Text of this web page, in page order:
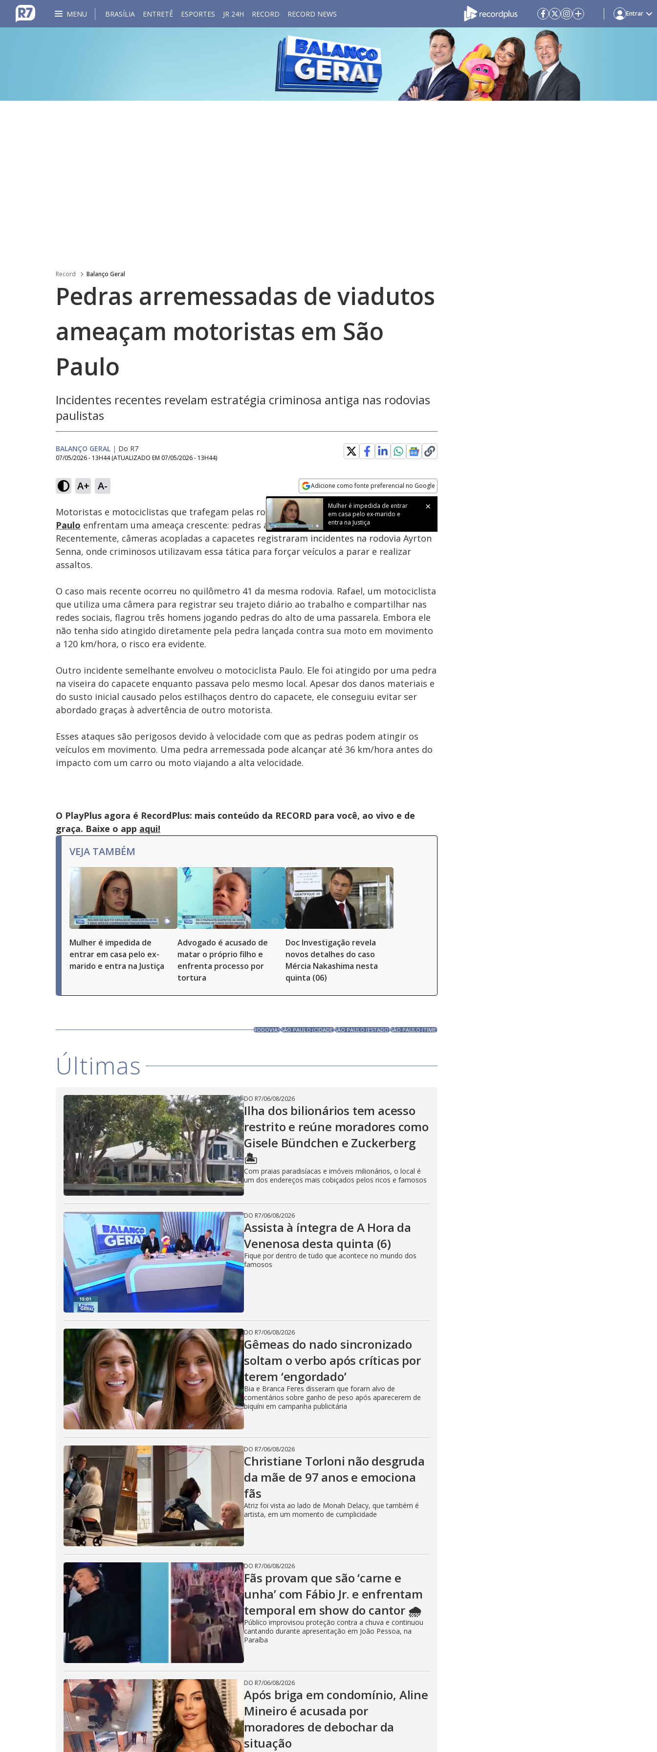
MENU BRASÍLIA ENTRETÊ ESPORTES JR 24H RECORD RECORD NEWS Entrar
Record Balanço Geral
Pedras arremessadas de viadutos
ameaçam motoristas em São
Paulo
Incidentes recentes revelam estratégia criminosa antiga nas rodovias
paulistas
BALANÇO GERAL | Do R7
07/05/2026 - 13H44 (ATUALIZADO EM 07/05/2026 - 13H44)
A+ A- Adicione como fonte preferencial no Google
Opens in new window
Mulher é impedida de entrar
em casa pelo ex-marido e
entra na Justiça
Ativar
Som
19.27%
Velocidade
Motoristas e motociclistas que trafegam pelas rodovias da região metropolitana de
São
Paulo enfrentam uma ameaça crescente: pedras arremessadas de viadutos.
Recentemente, câmeras acopladas a capacetes registraram incidentes na rodovia Ayrton
Senna, onde criminosos utilizavam essa tática para forçar veículos a parar e realizar
assaltos.
O caso mais recente ocorreu no quilômetro 41 da mesma rodovia. Rafael, um motociclista
que utiliza uma câmera para registrar seu trajeto diário ao trabalho e compartilhar nas
redes sociais, flagrou três homens jogando pedras do alto de uma passarela. Embora ele
não tenha sido atingido diretamente pela pedra lançada contra sua moto em movimento
a 120 km/hora, o risco era evidente.
Outro incidente semelhante envolveu o motociclista Paulo. Ele foi atingido por uma pedra
na viseira do capacete enquanto passava pelo mesmo local. Apesar dos danos materiais e
do susto inicial causado pelos estilhaços dentro do capacete, ele conseguiu evitar ser
abordado graças à advertência de outro motorista.
Esses ataques são perigosos devido à velocidade com que as pedras podem atingir os
veículos em movimento. Uma pedra arremessada pode alcançar até 36 km/hora antes do
impacto com um carro ou moto viajando a alta velocidade.
O PlayPlus agora é RecordPlus: mais conteúdo da RECORD para você, ao vivo e de
graça. Baixe o app aqui!
VEJA TAMBÉM
Mulher é impedida de
entrar em casa pelo ex-
marido e entra na Justiça
Advogado é acusado de
matar o próprio filho e
enfrenta processo por
tortura
Doc Investigação revela
novos detalhes do caso
Mércia Nakashima nesta
quinta (06)
RODOVIASSÃO PAULO (CIDADE)SÃO PAULO (ESTADO)SÃO PAULO (TIME)
Últimas
DO R7/06/08/2026
Ilha dos bilionários tem acesso
restrito e reúne moradores como
Gisele Bündchen e Zuckerberg
🏝️
Com praias paradisíacas e imóveis milionários, o local é
um dos endereços mais cobiçados pelos ricos e famosos
DO R7/06/08/2026
Assista à íntegra de A Hora da
Venenosa desta quinta (6)
Fique por dentro de tudo que acontece no mundo dos
famosos
DO R7/06/08/2026
Gêmeas do nado sincronizado
soltam o verbo após críticas por
terem ‘engordado’
Bia e Branca Feres disseram que foram alvo de
comentários sobre ganho de peso após aparecerem de
biquíni em campanha publicitária
DO R7/06/08/2026
Christiane Torloni não desgruda
da mãe de 97 anos e emociona
fãs
Atriz foi vista ao lado de Monah Delacy, que também é
artista, em um momento de cumplicidade
DO R7/06/08/2026
Fãs provam que são ‘carne e
unha’ com Fábio Jr. e enfrentam
temporal em show do cantor 🌧️
Público improvisou proteção contra a chuva e continuou
cantando durante apresentação em João Pessoa, na
Paraíba
DO R7/06/08/2026
Após briga em condomínio, Aline
Mineiro é acusada por
moradores de debochar da
situação